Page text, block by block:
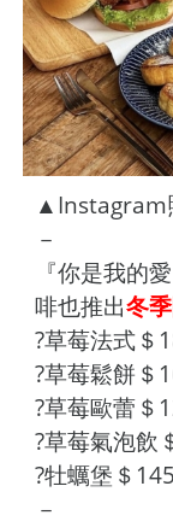
▲Instagram
－
『你是我的
啡也推出冬
?草莓法式＄
?草莓鬆餅＄
?草莓歐蕾＄
?草莓氣泡飲
?牡蠣堡＄145
－